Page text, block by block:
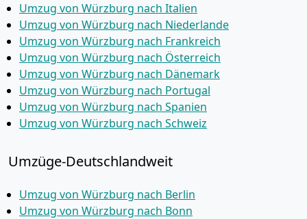
Umzug von Würzburg nach Italien
Umzug von Würzburg nach Niederlande
Umzug von Würzburg nach Frankreich
Umzug von Würzburg nach Österreich
Umzug von Würzburg nach Dänemark
Umzug von Würzburg nach Portugal
Umzug von Würzburg nach Spanien
Umzug von Würzburg nach Schweiz
Umzüge-Deutschlandweit
Umzug von Würzburg nach Berlin
Umzug von Würzburg nach Bonn